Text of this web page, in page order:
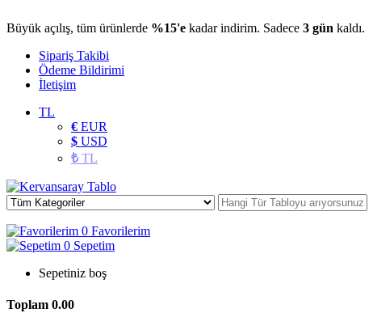
Büyük açılış, tüm ürünlerde %15'e kadar indirim. Sadece 3 gün kaldı.
Sipariş Takibi
Ödeme Bildirimi
İletişim
TL
€ EUR
$ USD
₺TL
0 Favorilerim
0 Sepetim
Sepetiniz boş
Toplam 0.00